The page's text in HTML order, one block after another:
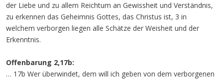
der Liebe und zu allem Reichtum an Gewissheit und Verständnis,
zu erkennen das Geheimnis Gottes, das Christus ist, 3 in
welchem verborgen liegen alle Schätze der Weisheit und der
Erkenntnis.
Offenbarung 2,17b:
… 17b Wer überwindet, dem will ich geben von dem verborgenen